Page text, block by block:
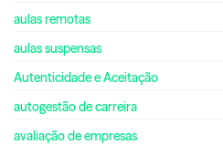
aulas remotas
aulas suspensas
Autenticidade e Aceitação
autogestão de carreira
avaliação de empresas